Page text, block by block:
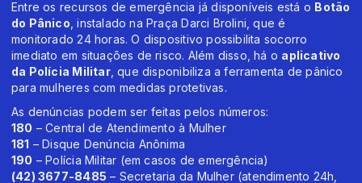
Entre os recursos de emergência já disponíveis está o Botão
do Pânico , instalado na Praça Darci Brolini, que é
monitorado 24 horas. O dispositivo possibilita socorro
imediato em situações de risco. Além disso, há o aplicativo
da Polícia Militar, que disponibiliza a ferramenta de pânico
para mulheres com medidas protetivas.
As denúncias podem ser feitas pelos números:
180 – Central de Atendimento à Mulher
181 – Disque Denúncia Anônima
190 – Polícia Militar (em casos de emergência)
(42) 3677-8485 – Secretaria da Mulher (atendimento 24h,